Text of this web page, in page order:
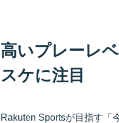
高いプレーレ
スケに注目
Rakuten Sportsが目指す「